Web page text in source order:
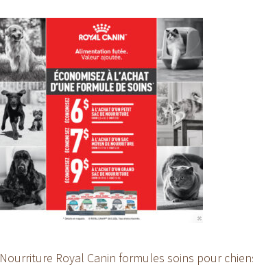
Nourriture Royal Canin formules soins pour